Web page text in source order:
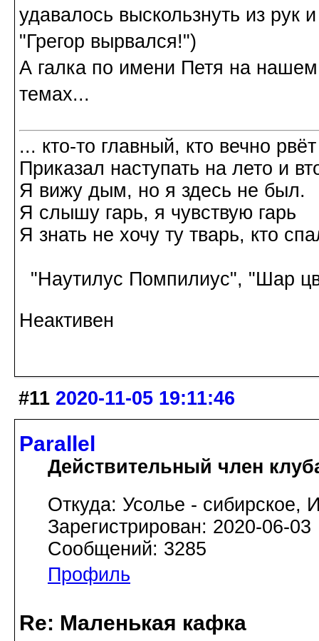
удавалось выскользнуть из рук
"Грегор вырвался!")
А галка по имени Петя на
темах...
... кто-то главный, кто вечно рвёт
Приказал наступать на лето и
Я вижу дым, но я здесь не был.
Я слышу гарь, я чувствую гарь
Я знать не хочу ту тварь, кто
"Наутилус Помпилиус", "Шар
Неактивен
#11 2020-11-05 19:11:46
Parallel
Действительный член
Откуда: Усолье - сибирское,
Зарегистрирован: 2020-06-03
Сообщений: 3285
Профиль
Re: Маленькая кафка